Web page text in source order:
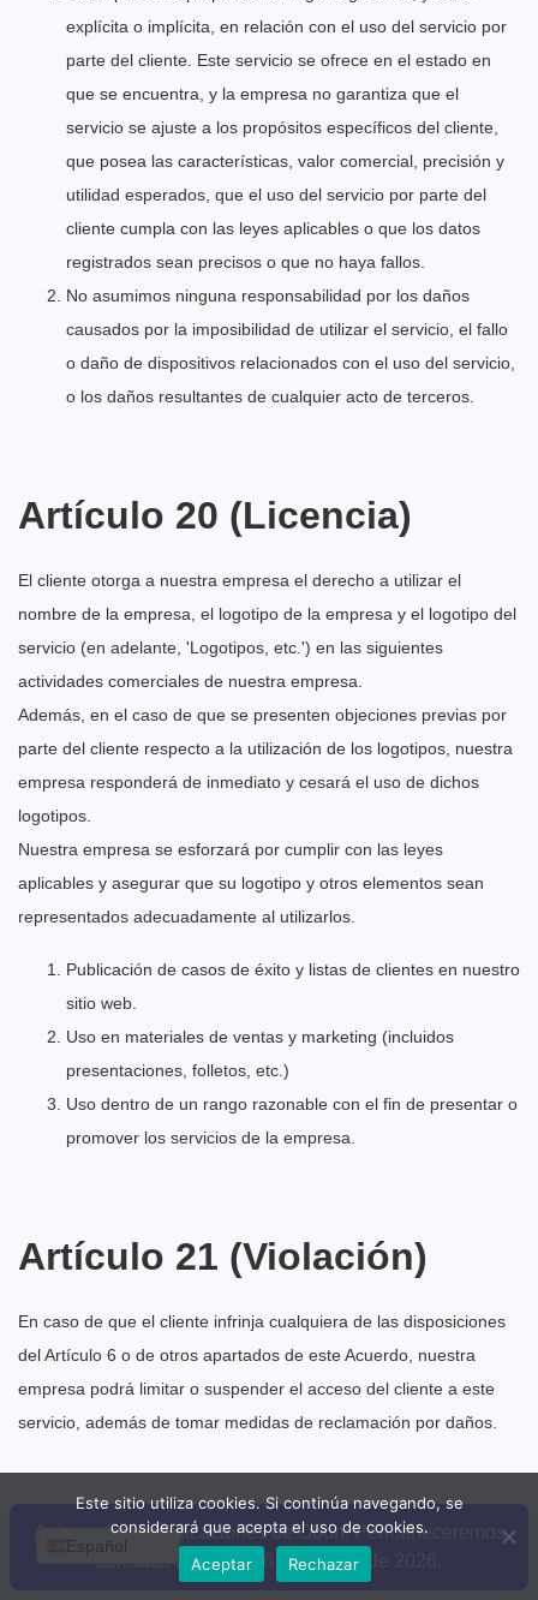
Español
explícita o implícita, en relación con el uso del servicio por
parte del cliente. Este servicio se ofrece en el estado en
que se encuentra, y la empresa no garantiza que el
servicio se ajuste a los propósitos específicos del cliente,
que posea las características, valor comercial, precisión y
utilidad esperados, que el uso del servicio por parte del
cliente cumpla con las leyes aplicables o que los datos
registrados sean precisos o que no haya fallos.
No asumimos ninguna responsabilidad por los daños
causados por la imposibilidad de utilizar el servicio, el fallo
o daño de dispositivos relacionados con el uso del servicio,
o los daños resultantes de cualquier acto de terceros.
Artículo 20 (Licencia)
El cliente otorga a nuestra empresa el derecho a utilizar el
nombre de la empresa, el logotipo de la empresa y el logotipo del
servicio (en adelante, 'Logotipos, etc.') en las siguientes
actividades comerciales de nuestra empresa.
Además, en el caso de que se presenten objeciones previas por
parte del cliente respecto a la utilización de los logotipos, nuestra
empresa responderá de inmediato y cesará el uso de dichos
logotipos.
Nuestra empresa se esforzará por cumplir con las leyes
aplicables y asegurar que su logotipo y otros elementos sean
representados adecuadamente al utilizarlos.
Publicación de casos de éxito y listas de clientes en nuestro
sitio web.
Uso en materiales de ventas y marketing (incluidos
presentaciones, folletos, etc.)
Uso dentro de un rango razonable con el fin de presentar o
promover los servicios de la empresa.
Artículo 21 (Violación)
En caso de que el cliente infrinja cualquiera de las disposiciones
del Artículo 6 o de otros apartados de este Acuerdo, nuestra
empresa podrá limitar o suspender el acceso del cliente a este
servicio, además de tomar medidas de reclamación por daños.
Artículo 22 (Resolución
Aviso sobre las vacaciones de Obon: Permaneceremos
cerrados del 11 al 16 de agosto de 2026.
Este sitio utiliza cookies. Si continúa navegando, se
considerará que acepta el uso de cookies.
Aceptar
Rechazar